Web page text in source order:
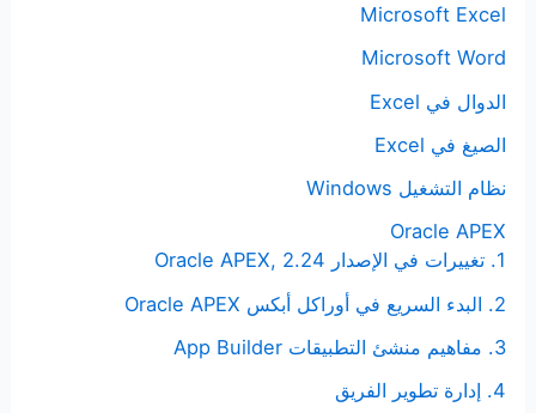
Microsoft Excel
Microsoft Word
الدوال في Excel
الصيغ في Excel
نظام التشغيل Windows
Oracle APEX
1. تغييرات في الإصدار Oracle APEX, 2.24
2. البدء السريع في أوراكل أبكس Oracle APEX
3. مفاهيم منشئ التطبيقات App Builder
4. إدارة تطوير الفريق